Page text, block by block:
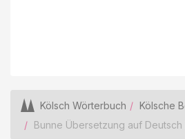
Kölsch Wörterbuch
Kölsche
Bunne Übersetzung auf